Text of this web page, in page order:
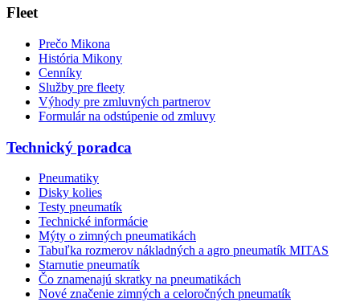
Fleet
Prečo Mikona
História Mikony
Cenníky
Služby pre fleety
Výhody pre zmluvných partnerov
Formulár na odstúpenie od zmluvy
Technický poradca
Pneumatiky
Disky kolies
Testy pneumatík
Technické informácie
Mýty o zimných pneumatikách
Tabuľka rozmerov nákladných a agro pneumatík MITAS
Starnutie pneumatík
Čo znamenajú skratky na pneumatikách
Nové značenie zimných a celoročných pneumatík